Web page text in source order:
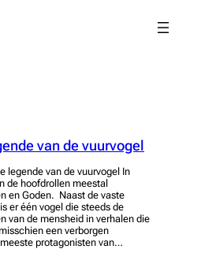
van de vuurvogel
legende van de vuurvogel In
de hoofdrollen meestal
en Goden. Naast de vaste
er één vogel die steeds de
van de mensheid in verhalen die
een verborgen
protagonisten van…